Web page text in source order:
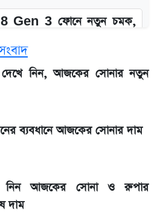
Gen 3 ফোনে নতুন চমক,
যে ৩ উপায়ে জানা যাবে
মন্ত্রিসভায় পরিবর্তন
ও রুপার সর্বশেষ দাম
সোনার নতুন দাম
নিন, আজকের সোনার নতুন
ব্যবধানে আজকের সোনার দাম
নিন আজকের সোনা ও রুপার
দাম